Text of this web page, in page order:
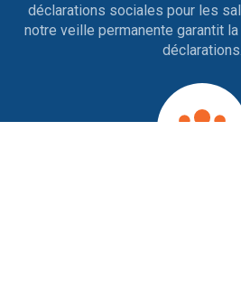
déclarations sociales pour les
notre veille permanente garantit
déclarations.